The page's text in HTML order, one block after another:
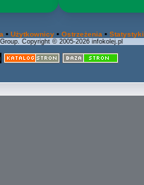
• Użytkownicy • Ostrzeżenia • Statystyki
Copyright © 2005-2026 infokolej.pl